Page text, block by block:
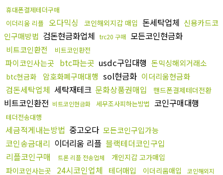
휴대폰결제테더구매
이더리움 리플
오다믹싱 코인해외지갑 매입 돈세탁업체 신용카드코
인구매방법 검돈현금화업체 trc20 구매 모든코인현금화
비트코인환전 비트코인환전
파이코인사는곳 btc파는곳 usdc구입대행 돈믹싱해외거래소
btc현금화 암호화폐구매대행 sol현금화 이더리움현금화
검돈세탁업체 세탁재테크 문화상품권매입 핸드폰결제테더전환
비트코인환전 비트코인현금화 세무조사피하는방법 코인구매대행
테더전송대행
세금적게내는방법 중고오다 모든코인구입가능
코인송금대리 이더리움 리플 블랙테더코인구입
리플코인구매
트론 리플 전송업체
개인지갑 고가매입
파이코인사는곳
24시코인업체 테더매입 이더리움매입
코인해외지